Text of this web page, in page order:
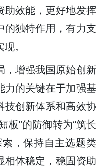
助效能，更好地发挥
的独特作用，有力支
。
，增强我国原始创新
力的关键在于加强基
技创新体系和高效协
板”的防御转为“筑长
，保持自主选题类
相体稳定，稳固资助